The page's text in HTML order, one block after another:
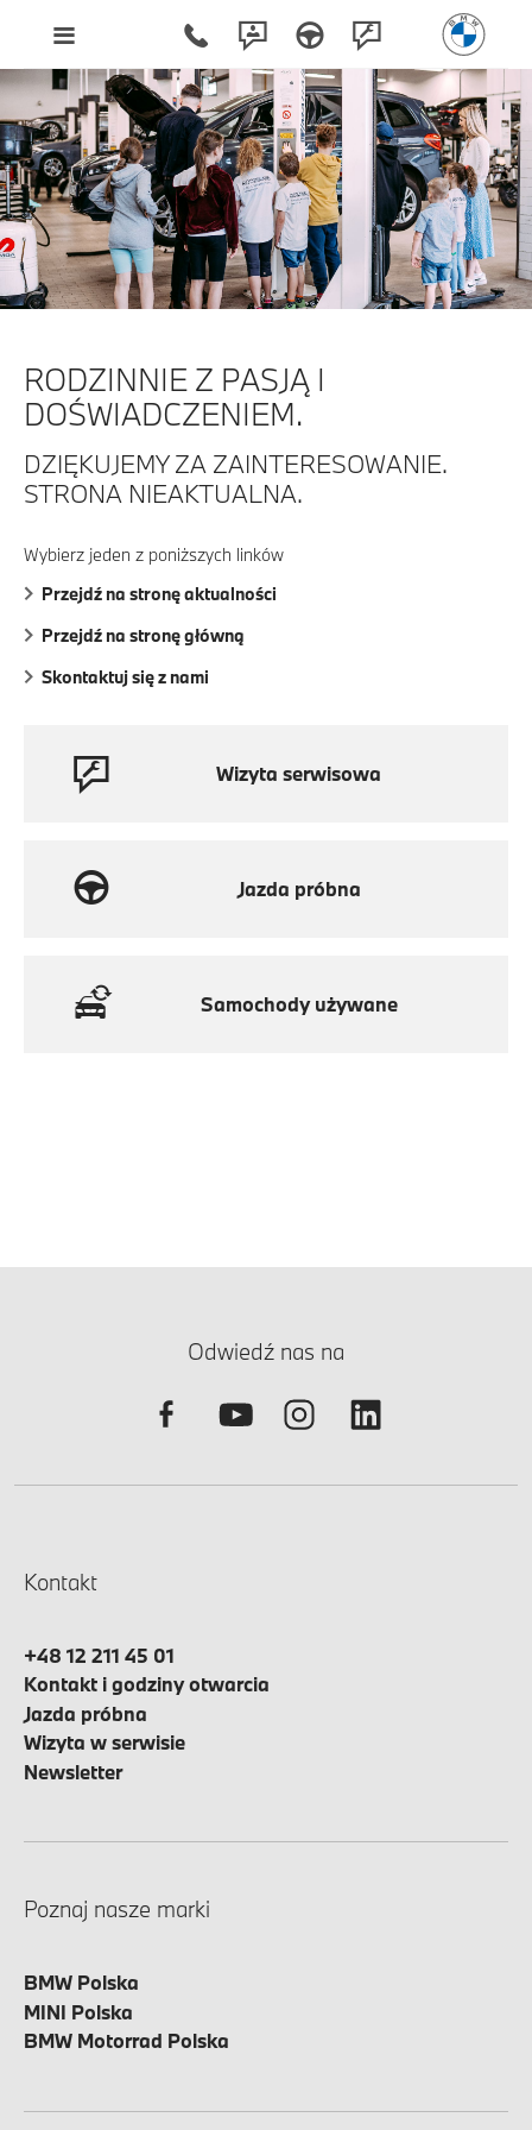
RODZINNIE Z PASJĄ I
DOŚWIADCZENIEM.
DZIĘKUJEMY ZA ZAINTERESOWANIE.
STRONA NIEAKTUALNA.
Wybierz jeden z poniższych linków
Przejdź na stronę aktualności
Przejdź na stronę główną
Skontaktuj się z nami
Wizyta serwisowa
Jazda próbna
Samochody używane
Odwiedź nas na
Kontakt
+48 12 211 45 01
Kontakt i godziny otwarcia
Jazda próbna
Wizyta w serwisie
Newsletter
Poznaj nasze marki
BMW Polska
MINI Polska
BMW Motorrad Polska